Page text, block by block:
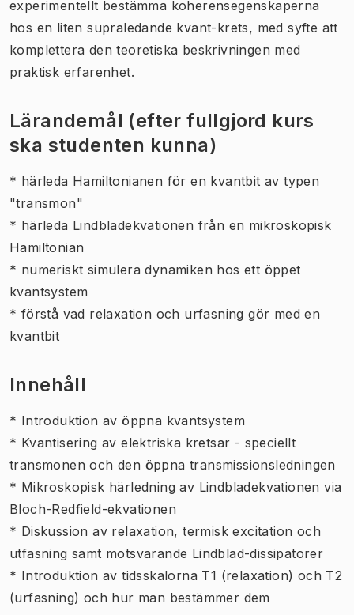
experimentellt bestämma koherensegenskaperna
hos en liten supraledande kvant-krets, med syfte att
komplettera den teoretiska beskrivningen med
praktisk erfarenhet.
Lärandemål (efter fullgjord kurs
ska studenten kunna)
* härleda Hamiltonianen för en kvantbit av typen
"transmon"
* härleda Lindbladekvationen från en mikroskopisk
Hamiltonian
* numeriskt simulera dynamiken hos ett öppet
kvantsystem
* förstå vad relaxation och urfasning gör med en
kvantbit
Innehåll
* Introduktion av öppna kvantsystem
* Kvantisering av elektriska kretsar - speciellt
transmonen och den öppna transmissionsledningen
* Mikroskopisk härledning av Lindbladekvationen via
Bloch-Redfield-ekvationen
* Diskussion av relaxation, termisk excitation och
utfasning samt motsvarande Lindblad-dissipatorer
* Introduktion av tidsskalorna T1 (relaxation) och T2
(urfasning) och hur man bestämmer dem